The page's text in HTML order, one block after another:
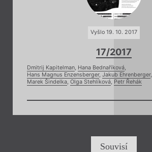
Vyšlo 19. 10. 2017
17/2017
Dmitrij Kapitelman, Hana Bednaříková,
Hans Magnus Enzensberger, Jakub Ehrenberger,
Marek Šindelka, Olga Stehlíková, Petr Řehák
Souvisí